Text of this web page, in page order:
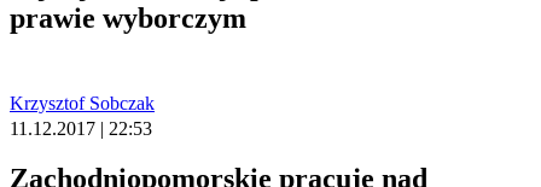
prawie wyborczym
Krzysztof Sobczak
11.12.2017 | 22:53
Zachodniopomorskie pracuje nad